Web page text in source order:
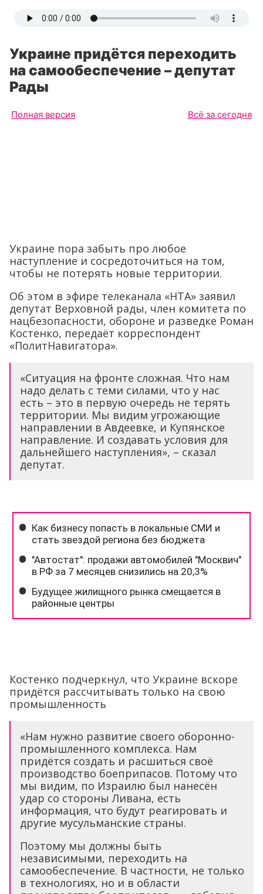
Украине придётся переходить
на самообеспечение – депутат
Рады
Полная версия Всё за сегодня
Украине пора забыть про любое
наступление и сосредоточиться на том,
чтобы не потерять новые территории.
Об этом в эфире телеканала «НТА» заявил
депутат Верховной рады, член комитета по
нацбезопасности, обороне и разведке Роман
Костенко, передаёт корреспондент
«ПолитНавигатора».
«Ситуация на фронте сложная. Что нам
надо делать с теми силами, что у нас
есть – это в первую очередь не терять
территории. Мы видим угрожающие
направлении в Авдеевке, и Купянское
направление. И создавать условия для
дальнейшего наступления», – сказал
депутат.
Костенко подчеркнул, что Украине вскоре
придётся рассчитывать только на свою
промышленность
«Нам нужно развитие своего оборонно-
промышленного комплекса. Нам
придётся создать и расшиться своё
производство боеприпасов. Потому что
мы видим, по Израилю был нанесён
удар со стороны Ливана, есть
информация, что будут реагировать и
другие мусульманские страны.
Поэтому мы должны быть
независимыми, переходить на
самообеспечение. В частности, не только
в технологиях, но и в области